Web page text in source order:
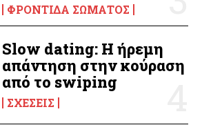
ΦΡΟΝΤΊΔΑ ΣΏΜΑΤΟΣ
Slow dating: Η ήρεμη
απάντηση στην κούραση
από το swiping
ΣΧΈΣΕΙΣ